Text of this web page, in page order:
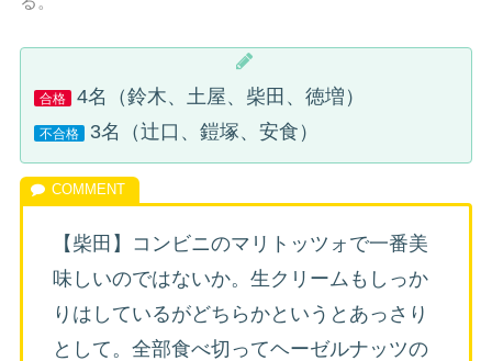
合格 4名（鈴木、土屋、柴田、徳増）
不合格 3名（辻口、鎧塚、安食）
【柴田】コンビニのマリトッツォで一番美
味しいのではないか。生クリームもしっか
りはしているがどちらかというとあっさり
として。全部食べ切ってヘーゼルナッツの